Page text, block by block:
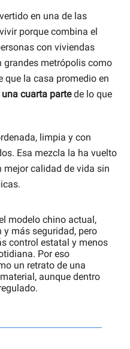
en una de las
porque combina el
con viviendas
grandes metrópolis como
que la casa promedio en
una cuarta partede lo que
limpia y con
Esa mezcla la ha vuelto
mejor calidad de vida sin
modelo chino actual,
más seguridad, pero
control estatal y menos
Por eso
un retrato de una
aunque dentro